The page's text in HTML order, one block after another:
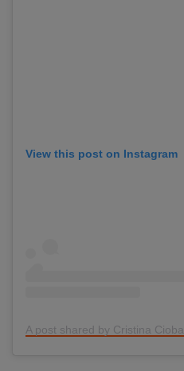
View this post on Instagram